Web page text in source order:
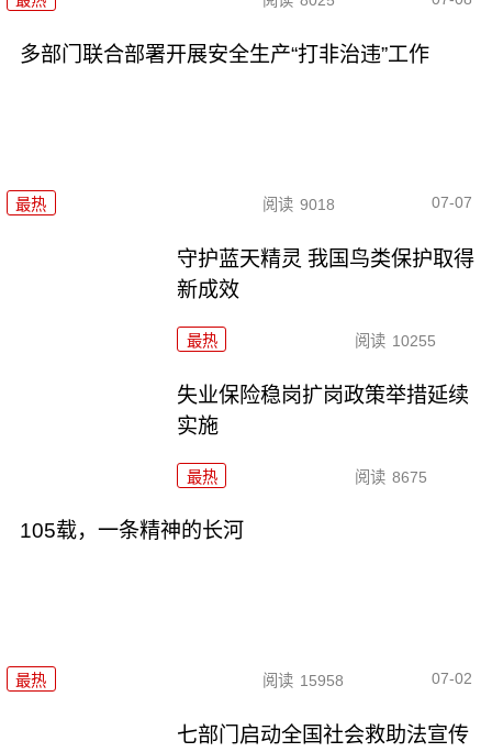
多部门联合部署开展安全生产“打非治违”工作
最热 阅读 9018 07-07
守护蓝天精灵 我国鸟类保护取得
新成效
最热 阅读 10255
失业保险稳岗扩岗政策举措延续
实施
最热 阅读 8675
105载，一条精神的长河
最热 阅读 15958 07-02
七部门启动全国社会救助法宣传